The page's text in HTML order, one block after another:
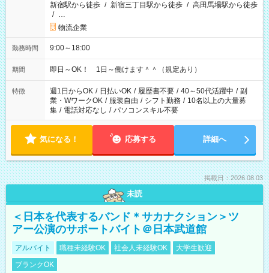
新宿駅から徒歩 / 新宿三丁目駅から徒歩 / 高田馬場駅から徒歩
/ …
物流企業
勤務時間 9:00～18:00
期間 即日～OK！ 1日～働けます＾＾（規定あり）
特徴 週1日からOK / 日払いOK / 履歴書不要 / 40～50代活躍中 / 副
業・WワークOK / 服装自由 / シフト勤務 / 10名以上の大量募
集 / 電話対応なし / パソコンスキル不要
気になる！ 応募する 詳細へ
掲載日：2026.08.03
未読
＜日本を代表するバンド＊サカナクション＞ツ
アー公演のサポートバイト＠日本武道館
アルバイト 職種未経験OK 社会人未経験OK
大学生歓迎
ブランクOK